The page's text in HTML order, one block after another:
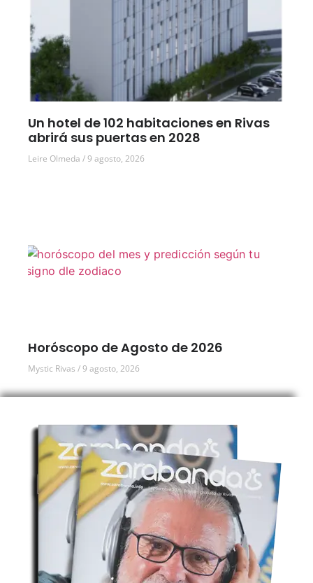
Un hotel de 102 habitaciones en Rivas
abrirá sus puertas en 2028
Leire Olmeda 9 agosto, 2026
Horóscopo de Agosto de 2026
Mystic Rivas 9 agosto, 2026